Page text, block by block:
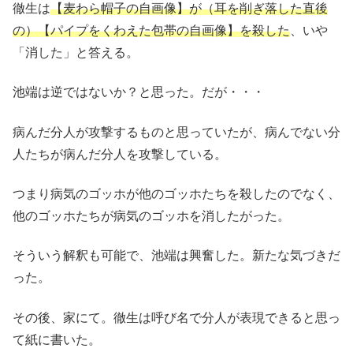
徹生は【麦わら帽子の自画像】が（耳を削ぎ落した直後
の）【パイプをくわえた包帯の自画像】を殺した 、いや
「消した」と答える。
池端は逆ではないか？と思った。だが・・・
病んだ分人が攻撃するものと思っていたが、病んでない分
人たちが病んだ分人を攻撃している。
つまり病気のゴッホが他のゴッホたちを殺したのでなく、
他のゴッホたちが病気のゴッホを消したがった。
そういう解釈も可能で、池端は興奮した。新たな気づきだ
った。
その後、家にて。徹生は呼び名で分人が表現できると思っ
て紙に書いた。